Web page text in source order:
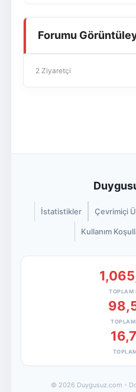
Forumu
2 Ziyaretçi
İstatistikler Çevrimiçi
Kullanım
TOPLAM
TOPLAM
© 2026 Duygusuz.com -